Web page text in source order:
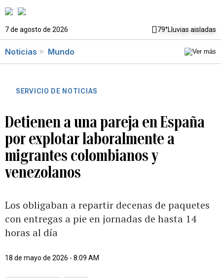
7 de agosto de 2026 79°Lluvias aisladas
Noticias Mundo
SERVICIO DE NOTICIAS
Detienen a una pareja en España
por explotar laboralmente a
migrantes colombianos y
venezolanos
Los obligaban a repartir decenas de paquetes
con entregas a pie en jornadas de hasta 14
horas al día
18 de mayo de 2026 - 8:09 AM